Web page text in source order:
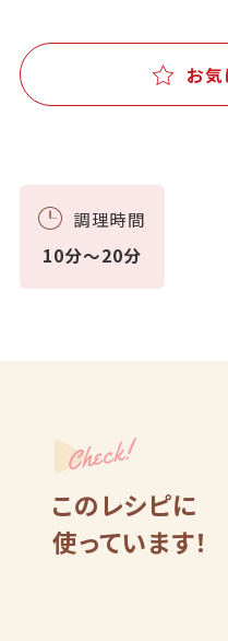
お気
調理時間
10分～20分
Check!
このレシピに
使っています！